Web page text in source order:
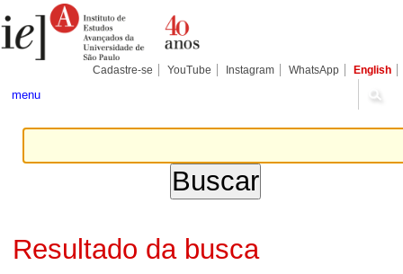
para
conteúdo.
Pessoais
Cadastre-se YouTube Instagram WhatsApp English
menu
Resultado da busca